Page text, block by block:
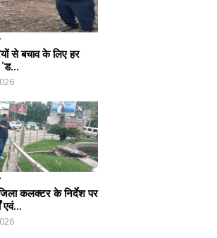
से बचाव के लिए हर
‘ड...
कलक्टर के निर्देश पर
एवं...